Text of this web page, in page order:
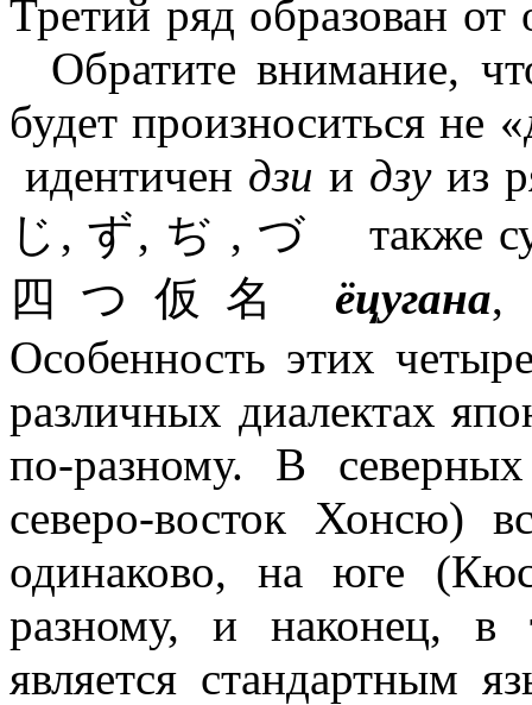
Третий ряд образован
Обратите внимание,
будет произноситься не
идентичен дзи и дзуиз
じ, ず, ぢ , づ также
四つ仮名 ёцугана,
Особенность этих
различных диалектах
по-разному. В
северо-восток Хонсю)
одинаково, на юге
разному, и наконец, в
является стандартным